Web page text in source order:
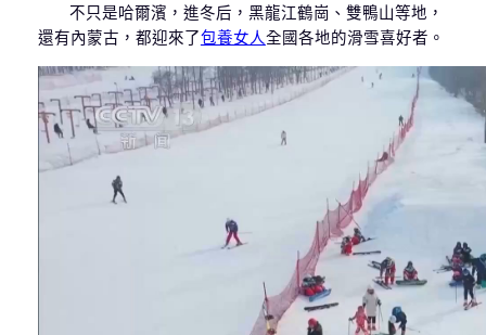
不只是哈爾濱，進冬后，黑龍江鶴崗、雙鴨山等地，
還有內蒙古，都迎來了包養女人全國各地的滑雪喜好者。